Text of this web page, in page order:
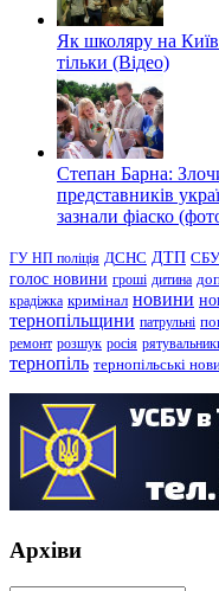
Як школяру на
тільки (Відео)
Степан Барна:
представників
зазнали фіаско
ГУ НП поліція ДСНС ДТП СБУ
голос новини гроші дитина
крадіжка кримінал новини
тернопільщини патрульні
ремонт розшук росія
тернопіль тернопільські
Архіви